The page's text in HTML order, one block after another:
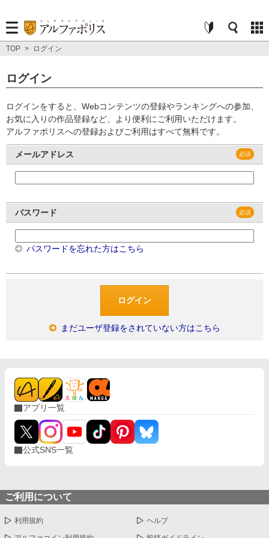
TOP > ログイン
ログイン
ログインをすると、Webコンテンツの登録やランキングへの参加、
お気に入りの作品登録など、より便利にご利用いただけます。
アルファポリスへの登録およびご利用はすべて無料です。
メールアドレス
パスワード
パスワードを忘れた方はこちら
まだユーザ登録をされていない方はこちら
アプリ一覧
公式SNS一覧
ご利用について
利用規約 ヘルプ